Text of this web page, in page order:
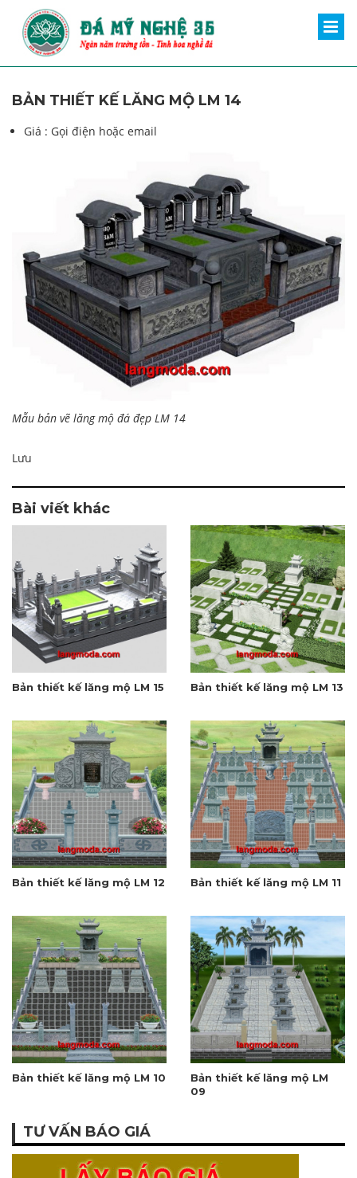
BẢN THIẾT KẾ LĂNG MỘ LM 14
Giá : Gọi điện hoặc email
Mẫu bản vẽ lăng mộ đá đẹp LM 14
Lưu
Bài viết khác
Bản thiết kế lăng mộ LM 15 Bản thiết kế lăng mộ LM 13
Bản thiết kế lăng mộ LM 12 Bản thiết kế lăng mộ LM 11
Bản thiết kế lăng mộ LM 10
Bản thiết kế lăng mộ LM
09
TƯ VẤN BÁO GIÁ